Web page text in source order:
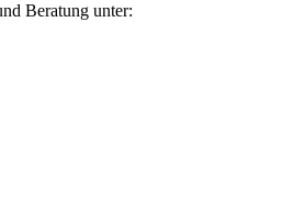
Beratung unter: